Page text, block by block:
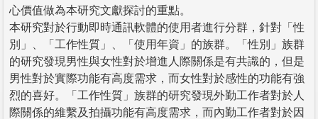
心價值做為本研究文獻探討的重點。
本研究對於行動即時通訊軟體的使用者進行分群，針對「性
別」、「工作性質」、「使用年資」的族群。「性別」族群
的研究發現男性與女性對於增進人際關係是有共識的，但是
男性對於實際功能有高度需求，而女性對於感性的功能有強
烈的喜好。「工作性質」族群的研究發現外勤工作者對於人
際關係的維繫及拍攝功能有高度需求，而內勤工作者對於因